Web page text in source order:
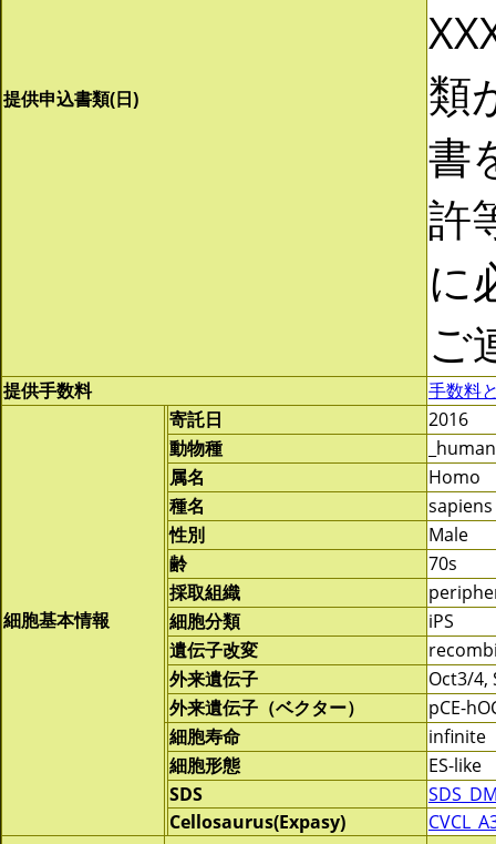
提供申込書類(日)
類
書
許
に
ご
提供手数料 手数料
細胞基本情報
寄託日
2016
動物種
属名
Homo
種名
sapiens
性別
Male
齢
70s
採取組織
細胞分類
iPS
遺伝子改変
外来遺伝子
Oct3/4,
外来遺伝子（ベクター）
pCE-
細胞寿命
infinite
細胞形態
ES-like
SDS
Cellosaurus(Expasy)